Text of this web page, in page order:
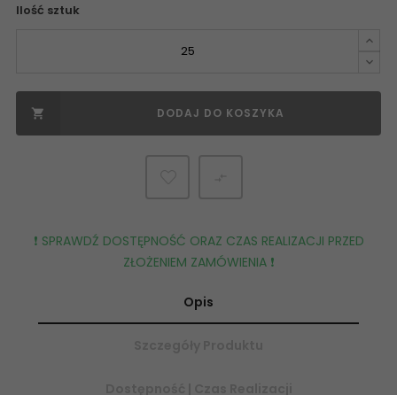
Ilość sztuk
 DODAJ DO KOSZYKA
❗️ SPRAWDŹ DOSTĘPNOŚĆ ORAZ CZAS REALIZACJI PRZED
ZŁOŻENIEM ZAMÓWIENIA ❗️
Opis